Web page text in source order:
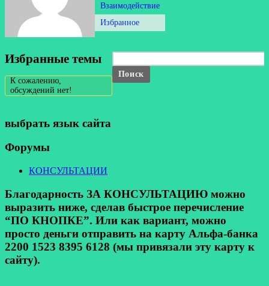
Взаимодействие
Избранное
Избранные темы
К сожалению,
обсуждений нет!
выбрать язык сайта
Форумы
КОНСУЛЬТАЦИИ
Благодарность ЗА КОНСУЛЬТАЦИЮ можно
выразить ниже, сделав быстрое перечисление
“ПО КНОПКЕ”. Или как вариант, можно
просто деньги отправить на карту Альфа-банка
2200 1523 8395 6128 (мы привязали эту карту к
сайту).